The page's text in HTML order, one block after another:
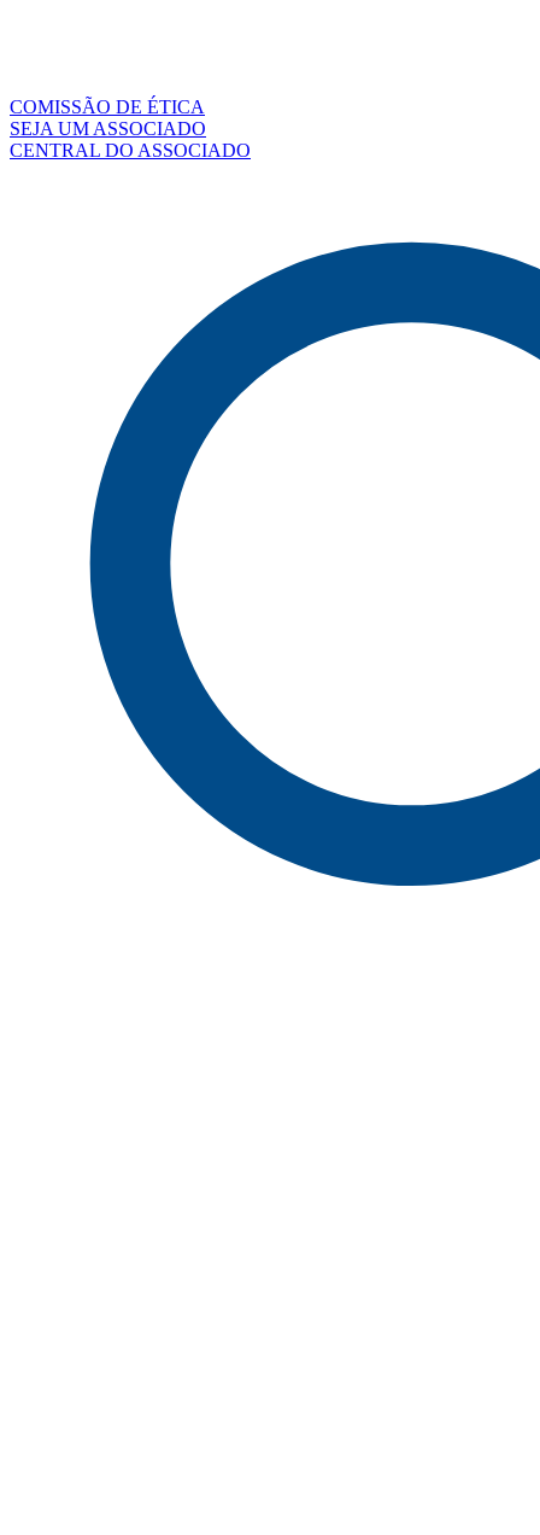
COMISSÃO DE ÉTICA
SEJA UM ASSOCIADO
CENTRAL DO ASSOCIADO